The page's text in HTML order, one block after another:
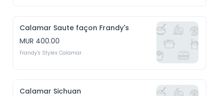
Calamar Saute façon Frandy's
MUR 400.00
Frandy's Styles Calamar
Calamar Sichuan